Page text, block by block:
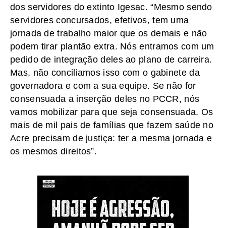
dos servidores do extinto Igesac. “Mesmo sendo
servidores concursados, efetivos, tem uma
jornada de trabalho maior que os demais e não
podem tirar plantão extra. Nós entramos com um
pedido de integração deles ao plano de carreira.
Mas, não conciliamos isso com o gabinete da
governadora e com a sua equipe. Se não for
consensuada a inserção deles no PCCR, nós
vamos mobilizar para que seja consensuada. Os
mais de mil pais de famílias que fazem saúde no
Acre precisam de justiça: ter a mesma jornada e
os mesmos direitos”.